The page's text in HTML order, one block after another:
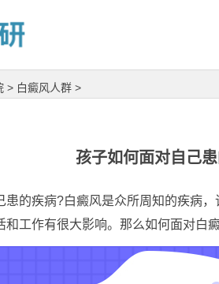
> 白癜风人群 >
孩子如何面对自己
疾病?白癜风是众所周知的疾病，
和工作有很大影响。那么如何面对白